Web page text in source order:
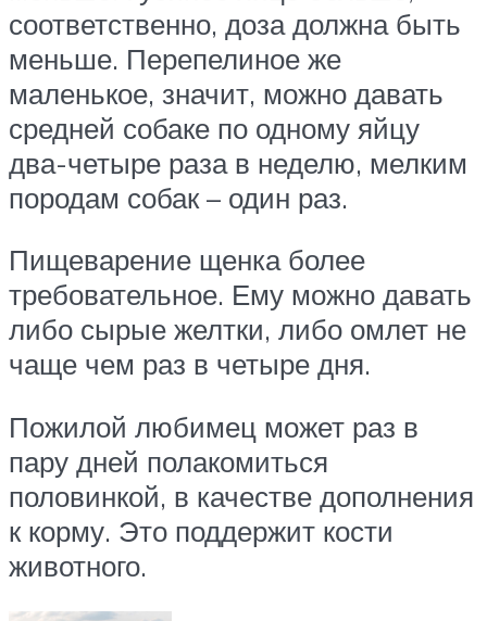
соответственно, доза должна быть
меньше. Перепелиное же
маленькое, значит, можно давать
средней собаке по одному яйцу
два-четыре раза в неделю, мелким
породам собак – один раз.
Пищеварение щенка более
требовательное. Ему можно давать
либо сырые желтки, либо омлет не
чаще чем раз в четыре дня.
Пожилой любимец может раз в
пару дней полакомиться
половинкой, в качестве дополнения
к корму. Это поддержит кости
животного.